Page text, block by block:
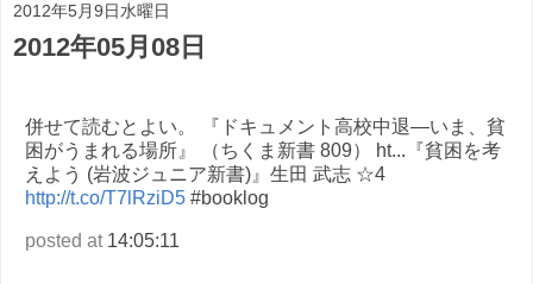
2012年5月9日水曜日
2012年05月08日
併せて読むとよい。 『ドキュメント高校中退―いま、貧
困がうまれる場所』 （ちくま新書 809） ht...『貧困を考
えよう (岩波ジュニア新書)』生田 武志 ☆4
http://t.co/T7lRziD5 #booklog
posted at14:05:11